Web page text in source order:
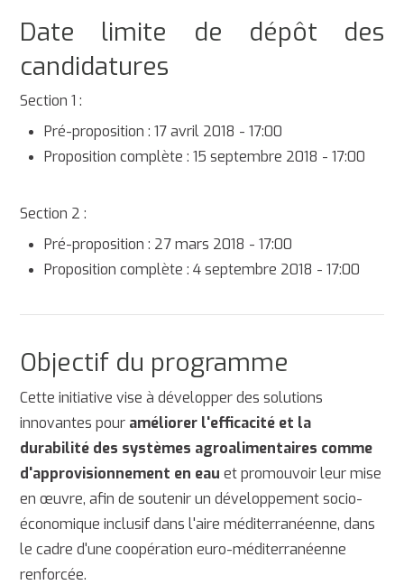
Date limite de dépôt des
candidatures
Section 1 :
Pré-proposition : 17 avril 2018 - 17:00
Proposition complète : 15 septembre 2018 - 17:00
Section 2 :
Pré-proposition : 27 mars 2018 - 17:00
Proposition complète : 4 septembre 2018 - 17:00
Objectif du programme
Cette initiative vise à développer des solutions
innovantes pour améliorer l'efficacité et la
durabilité des systèmes agroalimentaires comme
d'approvisionnement en eauet promouvoir leur mise
en œuvre, afin de soutenir un développement socio-
économique inclusif dans l'aire méditerranéenne, dans
le cadre d'une coopération euro-méditerranéenne
renforcée.